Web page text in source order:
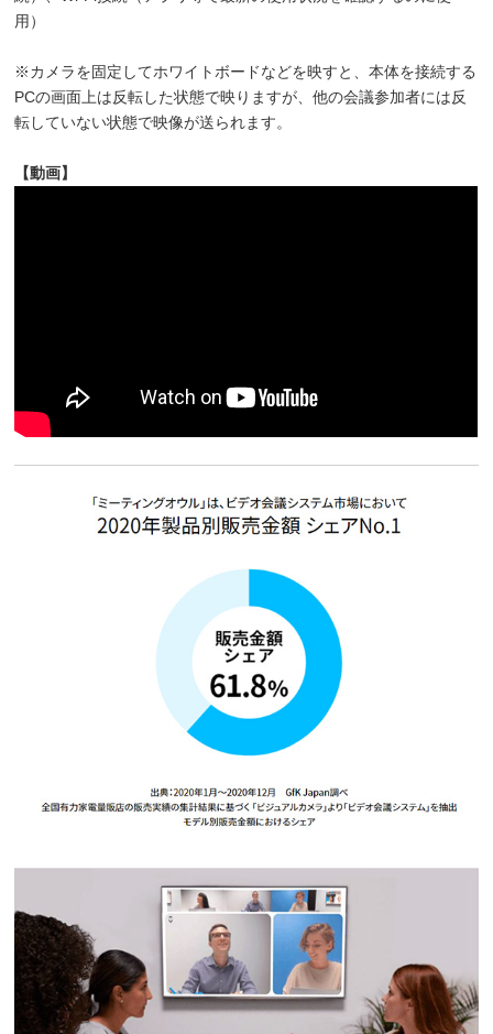
用）
※カメラを固定してホワイトボードなどを映すと、本体を接続する
PCの画面上は反転した状態で映りますが、他の会議参加者には反
転していない状態で映像が送られます。
【動画】